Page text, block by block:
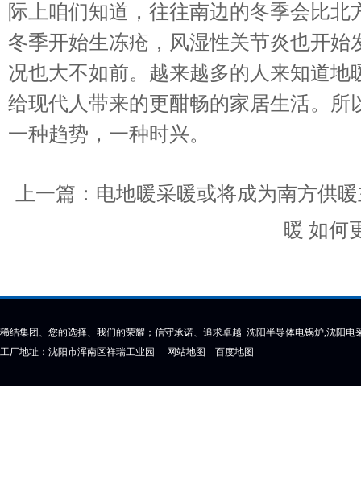
际上咱们知道，往往南边的冬季会比
冬季开始生冻疮，风湿性关节炎也开
况也大不如前。越来越多的人来知道
给现代人带来的更酣畅的家居生活。
一种趋势，一种时兴。
上一篇： 电地暖采暖或将成为南方供
暖 如何
稀结集团、您的选择、我们的荣耀；信守承诺、追求卓越 沈阳半导体电锅炉,沈阳电
工厂地址：沈阳市浑南区祥瑞工业园 网站地图 百度地图